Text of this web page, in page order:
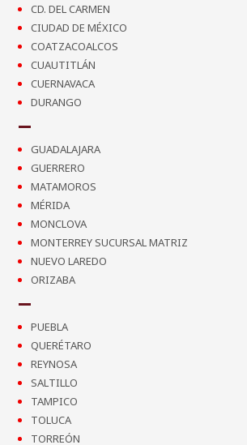
CD. DEL CARMEN
CIUDAD DE MÉXICO
COATZACOALCOS
CUAUTITLÁN
CUERNAVACA
DURANGO
GUADALAJARA
GUERRERO
MATAMOROS
MÉRIDA
MONCLOVA
MONTERREY SUCURSAL MATRIZ
NUEVO LAREDO
ORIZABA
PUEBLA
QUERÉTARO
REYNOSA
SALTILLO
TAMPICO
TOLUCA
TORREÓN